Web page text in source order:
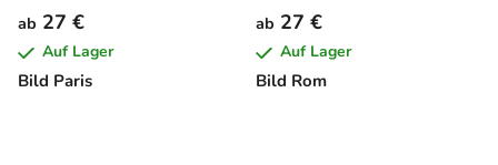
Bild Paris
ab 27 €
Auf Lager
Bild Rom
ab 27 €
Auf Lager